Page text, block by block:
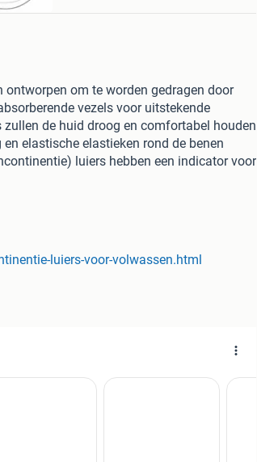
om te worden gedragen door
vezels voor uitstekende
de huid droog en comfortabel houden
elastische elastieken rond de benen
luiers hebben een indicator voor
en een zacht oppervlak met
gebruiker volledige bescherming bij
voor mannen of vrouwen * Super-
met anti-lek randen en veilige sluiting
voor ouderen. Wij begrijpen
luiers-voor-volwassen.html